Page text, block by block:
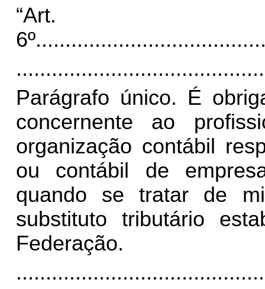
“Art.
6º
Parágrafo único. É
concernente ao
organização contábil
ou contábil de
quando se tratar de
substituto tributário
Federação.